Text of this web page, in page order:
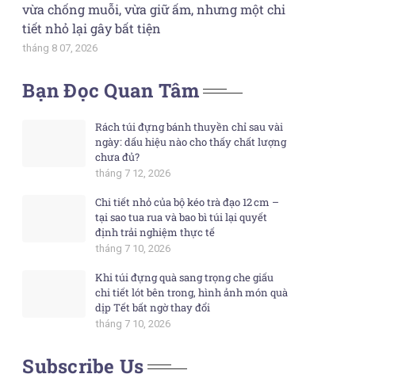
vừa chống muỗi, vừa giữ ấm, nhưng một chi
tiết nhỏ lại gây bất tiện
tháng 8 07, 2026
Bạn Đọc Quan Tâm
Rách túi đựng bánh thuyền chỉ sau vài
ngày: dấu hiệu nào cho thấy chất lượng
chưa đủ?
tháng 7 12, 2026
Chi tiết nhỏ của bộ kéo trà đạo 12 cm –
tại sao tua rua và bao bì túi lại quyết
định trải nghiệm thực tế
tháng 7 10, 2026
Khi túi đựng quà sang trọng che giấu
chi tiết lót bên trong, hình ảnh món quà
dịp Tết bất ngờ thay đổi
tháng 7 10, 2026
Subscribe Us